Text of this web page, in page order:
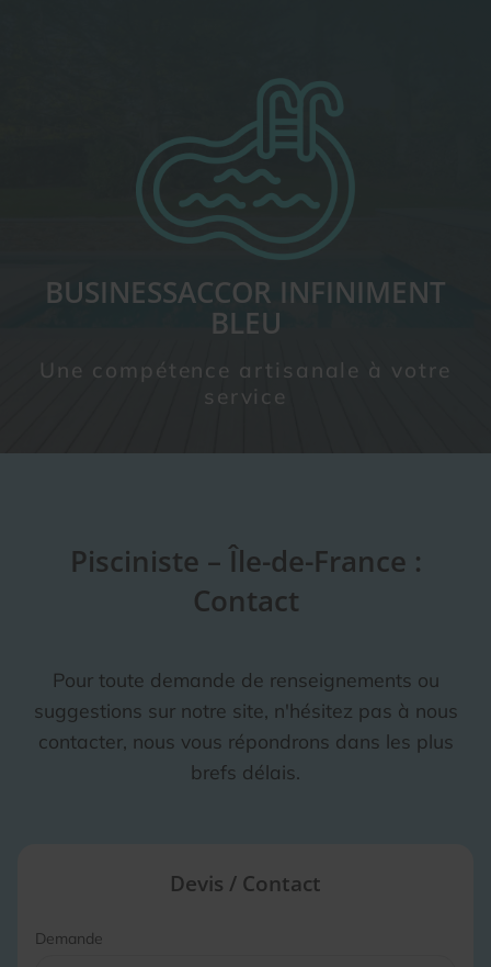
BUSINESSACCOR INFINIMENT
BLEU
Une compétence artisanale à votre
service
Pisciniste – Île-de-France :
Contact
Pour toute demande de renseignements ou
suggestions sur notre site, n'hésitez pas à nous
contacter, nous vous répondrons dans les plus
brefs délais.
Devis / Contact
Demande